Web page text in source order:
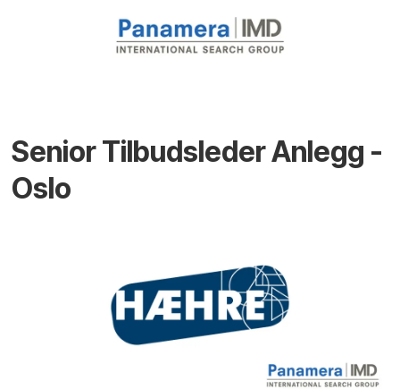
Senior Tilbudsleder Anlegg -
Oslo